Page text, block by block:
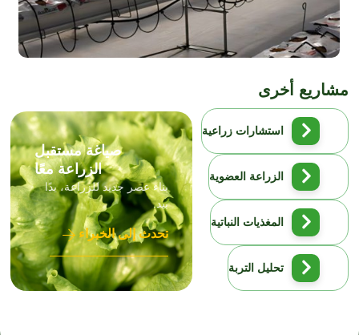
أخرى
استشارات زراعية
الزراعة العضوية
المغذيات النباتية
تحليل التربة
صياغة مستقبل
الزراعة معًا
بناء عصر جديد للزراعة، يدًا
بيد.
تحدث إلى الخبراء